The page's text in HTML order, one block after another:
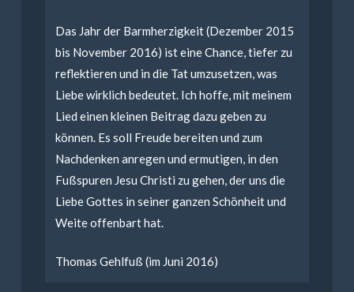
Das Jahr der Barmherzigkeit (Dezember 2015
bis November 2016) ist eine Chance, tiefer zu
reflektieren und in die Tat umzusetzen, was
Liebe wirklich bedeutet. Ich hoffe, mit meinem
Lied einen kleinen Beitrag dazu geben zu
können. Es soll Freude bereiten und zum
Nachdenken anregen und ermutigen, in den
Fußspuren Jesu Christi zu gehen, der uns die
Liebe Gottes in seiner ganzen Schönheit und
Weite offenbart hat.
Thomas Gehlfuß (im Juni 2016)